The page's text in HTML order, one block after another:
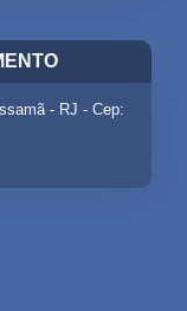
- RJ - Cep: